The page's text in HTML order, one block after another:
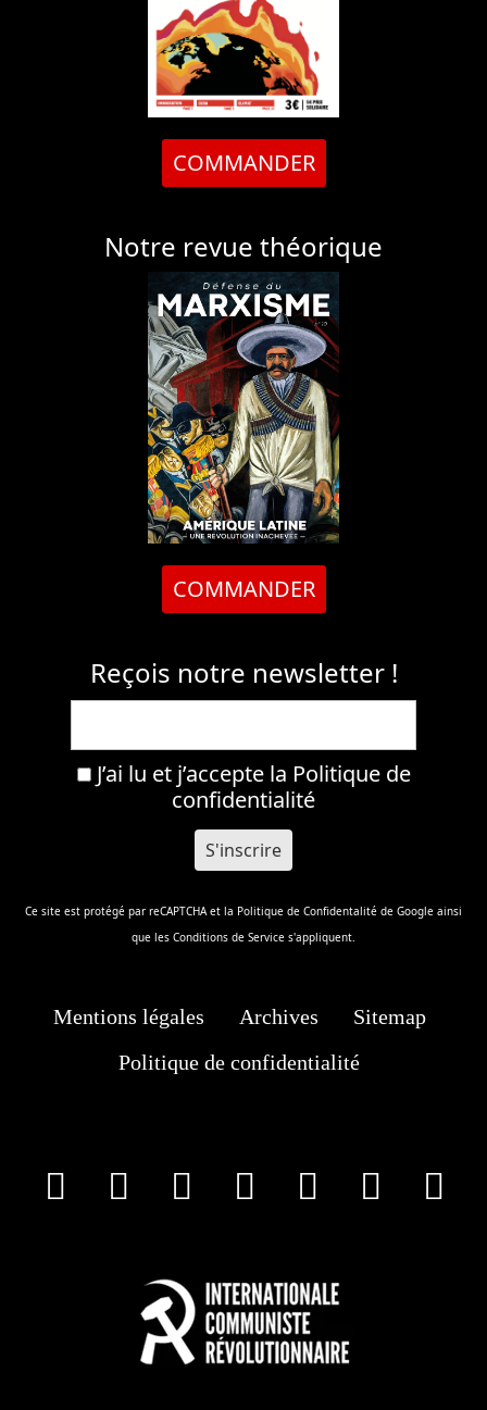
COMMANDER
Notre revue théorique
COMMANDER
Reçois notre newsletter !
J’ai lu et j’accepte la Politique de
confidentialité
Ce site est protégé par reCAPTCHA et la Politique de Confidentalité de Google ainsi
que les Conditions de Service s'appliquent.
Mentions légales Archives
Sitemap
Politique de confidentialité
facebookInstagram
Youtube
Tik Tok